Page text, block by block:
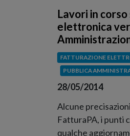
Lavori in
elettronica
FATTURAZIONE
PUBBLICA
28/05/2014
Alcune
FatturaPA, i punti
qualche